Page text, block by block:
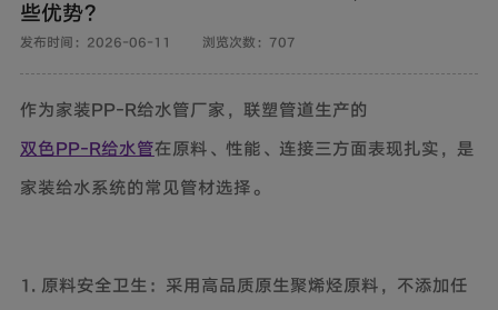
些优势？
发布时间：2026-06-11 浏览次数：707
作为家装PP-R给水管厂家，联塑管道生产的
双色PP-R给水管在原料、性能、连接三方面表现扎实，是
家装给水系统的常见管材选择。
1. 原料安全卫生：采用高品质原生聚烯烃原料，不添加任